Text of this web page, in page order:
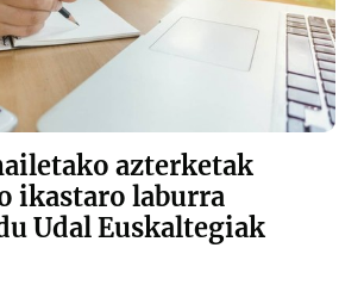
azterketak
ikastaro laburra
Udal Euskaltegiak